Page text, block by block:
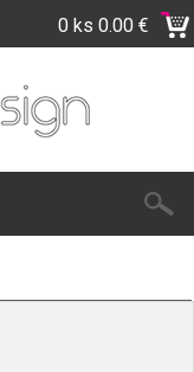
0 ks 0.00 €